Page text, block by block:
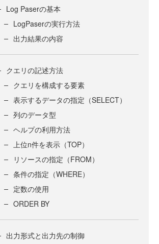
Log Paserの基本
LogPaserの実行方法
出力結果の内容
クエリの記述方法
クエリを構成する要素
表示するデータの指定（SELECT）
列のデータ型
ヘルプの利用方法
上位n件を表示（TOP）
リソースの指定（FROM）
条件の指定（WHERE）
定数の使用
ORDER BY
出力形式と出力先の制御